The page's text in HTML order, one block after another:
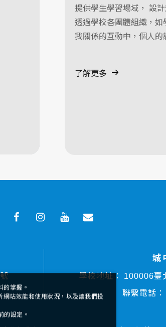
提供學生學習場域， 設
透過學校各團體組織，
我關係的互動中，個人的
了解更多
城
學校地址：
100006臺
聯繫電話：
的掌握。
站效能和使用狀況，以及讓我們投
的設定。